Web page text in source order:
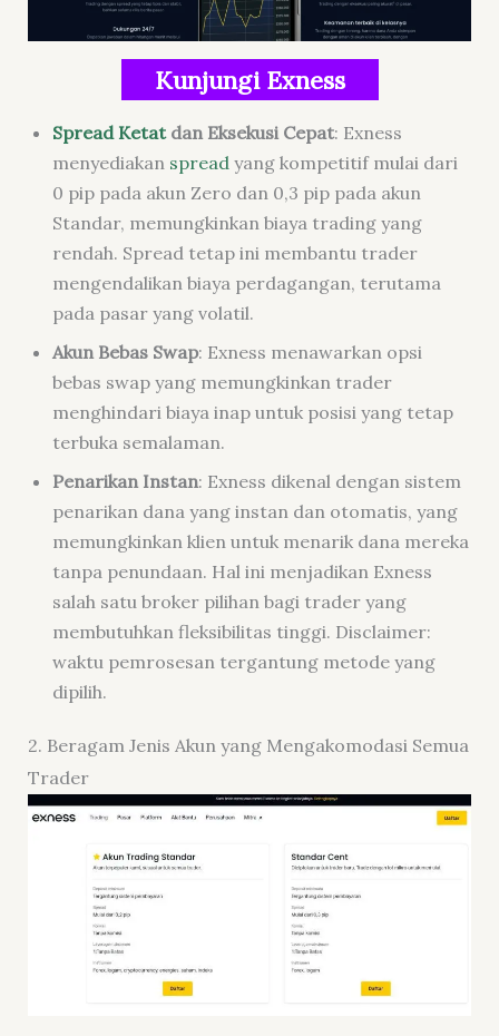
Kunjungi Exness
Spread Ketatdan Eksekusi Cepat: Exness
menyediakan spreadyang kompetitif mulai dari
0 pip pada akun Zero dan 0,3 pip pada akun
Standar, memungkinkan biaya trading yang
rendah. Spread tetap ini membantu trader
mengendalikan biaya perdagangan, terutama
pada pasar yang volatil.
Akun Bebas Swap: Exness menawarkan opsi
bebas swap yang memungkinkan trader
menghindari biaya inap untuk posisi yang tetap
terbuka semalaman.
Penarikan Instan: Exness dikenal dengan sistem
penarikan dana yang instan dan otomatis, yang
memungkinkan klien untuk menarik dana mereka
tanpa penundaan. Hal ini menjadikan Exness
salah satu broker pilihan bagi trader yang
membutuhkan fleksibilitas tinggi. Disclaimer:
waktu pemrosesan tergantung metode yang
dipilih.
2. Beragam Jenis Akun yang Mengakomodasi Semua
Trader